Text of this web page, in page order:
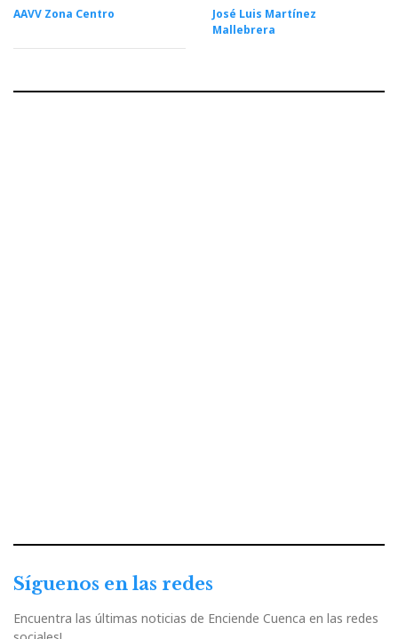
AAVV Zona Centro
José Luis Martínez
Mallebrera
Síguenos en las redes
Encuentra las últimas noticias de Enciende Cuenca en las redes